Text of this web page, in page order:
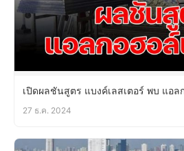
เปิดผลชันสูตร แบงค์เลสเตอร์ พบ แอล
27 ธ.ค. 2024